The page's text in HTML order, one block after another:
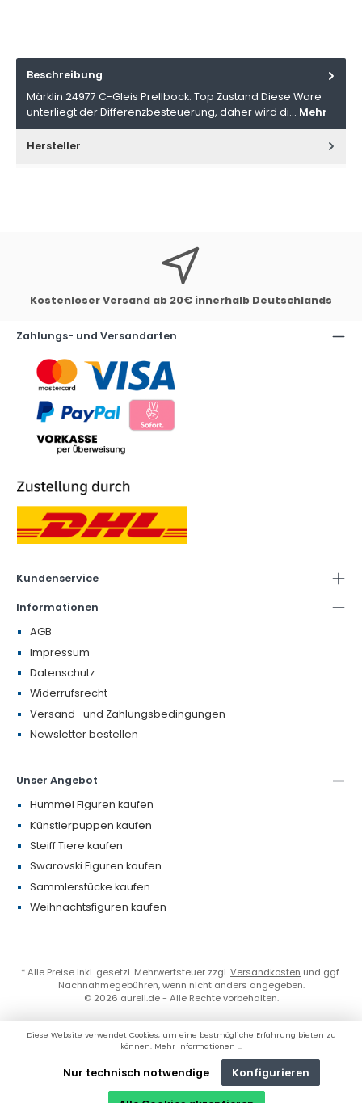
Beschreibung
Märklin 24977 C-Gleis Prellbock. Top Zustand Diese Ware
unterliegt der Differenzbesteuerung, daher wird di… Mehr
Hersteller
Kostenloser Versand ab 20€ innerhalb Deutschlands
Zahlungs- und Versandarten
Kundenservice
Informationen
AGB
Impressum
Datenschutz
Widerrufsrecht
Versand- und Zahlungsbedingungen
Newsletter bestellen
Unser Angebot
Hummel Figuren kaufen
Künstlerpuppen kaufen
Steiff Tiere kaufen
Swarovski Figuren kaufen
Sammlerstücke kaufen
Weihnachtsfiguren kaufen
* Alle Preise inkl. gesetzl. Mehrwertsteuer zzgl.Versandkosten und ggf.
Nachnahmegebühren, wenn nicht anders angegeben.
© 2026 aureli.de - Alle Rechte vorbehalten.
Diese Website verwendet Cookies, um eine bestmögliche Erfahrung bieten zu
können. Mehr Informationen ...
Nur technisch notwendige Konfigurieren